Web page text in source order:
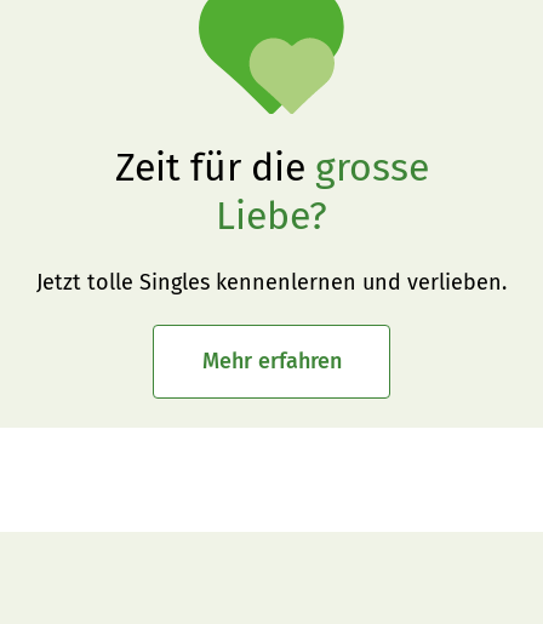
Zeit für die grosse
Liebe?
Jetzt tolle Singles kennenlernen und verlieben.
Mehr erfahren